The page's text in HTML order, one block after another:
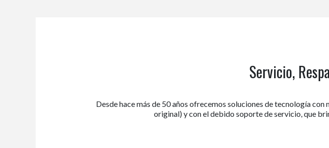
Servicio,
Desde hace más de 50 años ofrecemos soluciones de tecnología
original) y con el debido soporte de servicio, que